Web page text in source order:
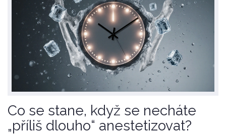
Co se stane, když se necháte
„příliš dlouho“ anestetizovat?